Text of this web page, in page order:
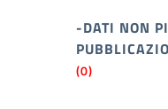
-DATI NON
(0)